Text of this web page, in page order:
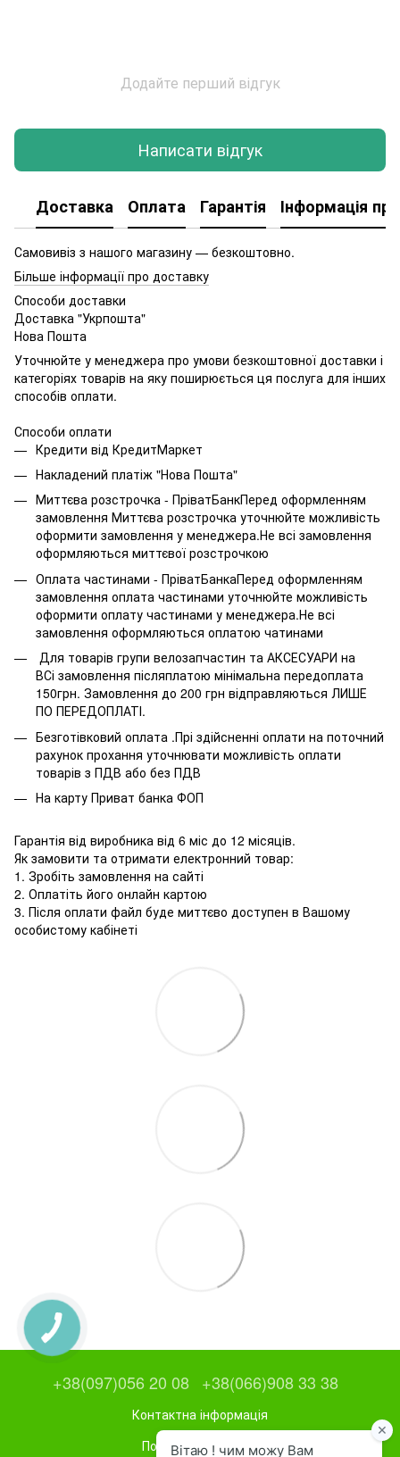
Додайте перший відгук
Написати відгук
Доставка Оплата Гарантія Інформація
Самовивіз з нашого магазину — безкоштовно.
Більше інформації про доставку
Способи доставки
Доставка "Укрпошта"
Нова Пошта
Уточнюйте у менеджера про умови безкоштовної доставки і
категоріях товарів на яку поширюється ця послуга для інших
способів оплати.
Способи оплати
Кредити від КредитМаркет
Накладений платіж "Нова Пошта"
Миттєва розстрочка - ПріватБанкПеред оформленням
замовлення Миттєва розстрочка уточнюйте можливість
оформити замовлення у менеджера.Не всі замовлення
оформляються миттєвої розстрочкою
Оплата частинами - ПріватБанкаПеред оформленням
замовлення оплата частинами уточнюйте можливість
оформити оплату частинами у менеджера.Не всі
замовлення оформляються оплатою чатинами
Для товарів групи велозапчастин та АКСЕСУАРИ на
ВСі замовлення післяплатою мінімальна передоплата
150грн. Замовлення до 200 грн відправляються ЛИШЕ
ПО ПЕРЕДОПЛАТІ.
Безготівковий оплата .Прі здійсненні оплати на поточний
рахунок прохання уточнювати можливість оплати
товарів з ПДВ або без ПДВ
На карту Приват банка ФОП
Гарантія від виробника від 6 міс до 12 місяців.
Як замовити та отримати електронний товар:
1. Зробіть замовлення на сайті
2. Оплатіть його онлайн картою
3. Після оплати файл буде миттєво доступен в Вашому
особистому кабінеті
+38(097)056 20 08 +38(066)908 33 38
Контактна інформація
Повна версія сайту